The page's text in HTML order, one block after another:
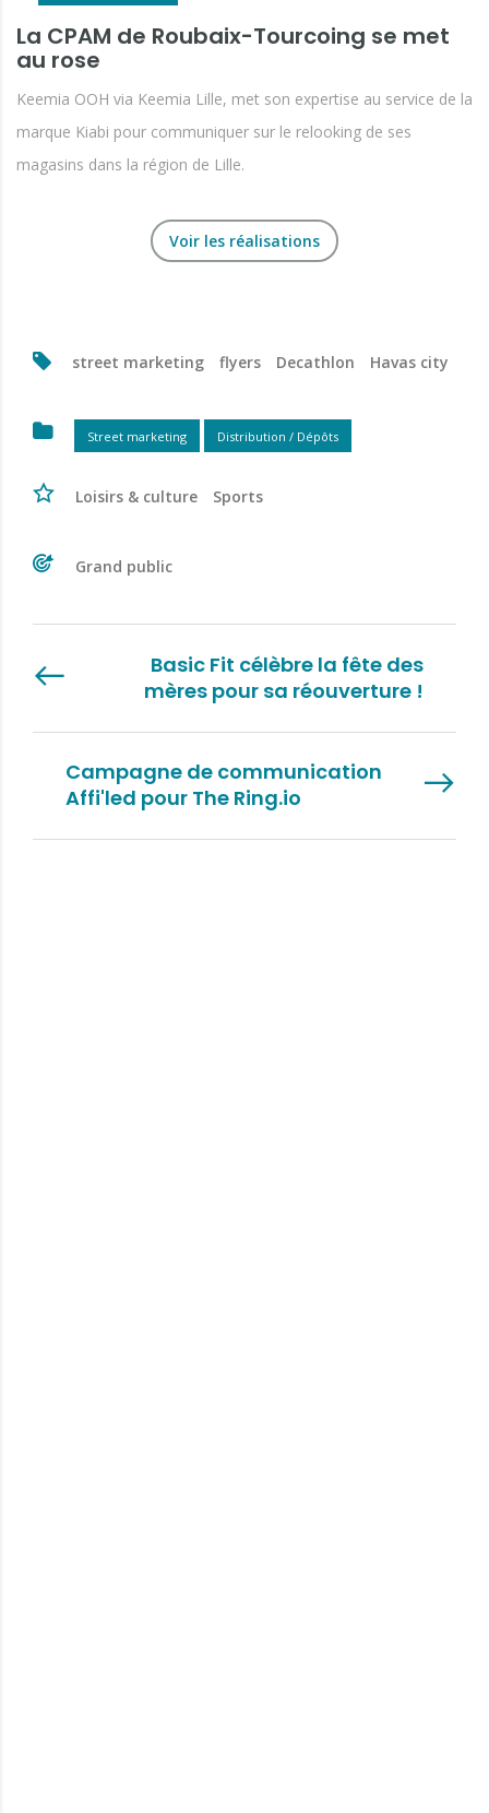
La CPAM de Roubaix-Tourcoing se met
au rose
Keemia OOH via Keemia Lille, met son expertise au service de la
marque Kiabi pour communiquer sur le relooking de ses
magasins dans la région de Lille.
Voir les réalisations
street marketing flyers Decathlon Havas city
Street marketing Distribution / Dépôts
Loisirs & culture Sports
Grand public
Basic Fit célèbre la fête des
mères pour sa réouverture !
Campagne de communication
Affi'led pour The Ring.io